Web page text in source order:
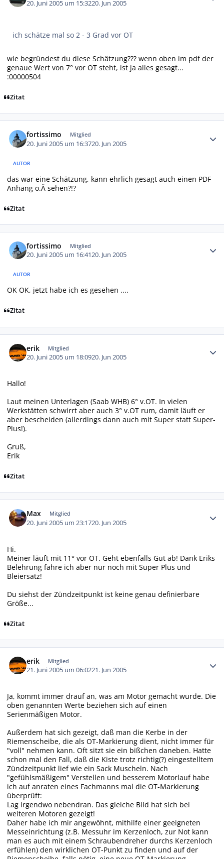
20. Juni 2005 um 15:3220. Jun 2005
ich schätze mal so 2 - 3 Grad vor OT
wie begründest du diese Schätzung??? wenn oben im pdf der
genaue Wert von 7° vor OT steht, ist ja alles gesagt...
:00000504
Zitat
fortissimo Mitglied
20. Juni 2005 um 16:3720. Jun 2005
AUTOR
das war eine Schätzung, kann ehrlich gesagt auch einen PDF
Anhang o.Ä sehen?!?
Zitat
fortissimo Mitglied
20. Juni 2005 um 16:4120. Jun 2005
AUTOR
OK OK, jetzt habe ich es gesehen ....
Zitat
erik Mitglied
20. Juni 2005 um 18:0920. Jun 2005
Hallo!
Laut meinen Unterlagen (Saab WHB) 6° v.OT. In vielen
Werkstätten schwirrt aber auch 3° v.OT rum, damit läuft er
aber bescheiden (allerdings dann auch mit Super statt Super-
Plus!).
Gruß,
Erik
Zitat
Max Mitglied
20. Juni 2005 um 23:1720. Jun 2005
Hi.
Meiner läuft mit 11° vor OT. Geht ebenfalls Gut ab! Dank Eriks
Belehrung fahre ich aber nur noch mit Super Plus und
Bleiersatz!
Du siehst der Zündzeitpunkt ist keine genau definierbare
Größe...
Zitat
erik Mitglied
21. Juni 2005 um 06:0221. Jun 2005
Ja, kommt immer drauf an, was am Motor gemacht wurde. Die
oben genannten Werte beziehen sich auf einen
Serienmäßigen Motor.
Außerdem hat sich gezeigt, daß man die Kerbe in der
Riemenscheibe, die als OT-Markierung dient, nicht immer für
"voll" nehmen kann. Oft sitzt sie ein bißchen daneben. Hatte
schon mal den Fall, daß die Kiste trotz richtig(?) eingestelltem
Zündzeitpunkt lief wie ein Sack Muscheln. Nach
"gefühlsmäßigem" Verstellen und besserem Motorlauf habe
ich auf anraten eines Fachmanns mal die OT-Markierung
überprüft:
Lag irgendwo nebendran. Das gleiche Bild hat sich bei
weiteren Motoren gezeigt!
Daher habe ich mir angewöhnt, mithilfe einer geeigneten
Messeinrichtung (z.B. Messuhr im Kerzenloch, zur Not kann
man es auch mit einem Schraubendreher durchs Kerzenloch
erfühlen) den wirklichen OT-Punkt zu finden und auf der